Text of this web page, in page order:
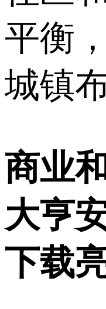
平衡
城镇
商业
大亨
下载